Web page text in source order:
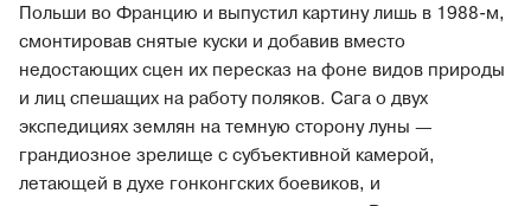
Польши во Францию и выпустил картину лишь в 1988-м,
смонтировав снятые куски и добавив вместо
недостающих сцен их пересказ на фоне видов природы
и лиц спешащих на работу поляков. Сага о двух
экспедициях землян на темную сторону луны —
грандиозное зрелище с субъективной камерой,
летающей в духе гонконгских боевиков, и